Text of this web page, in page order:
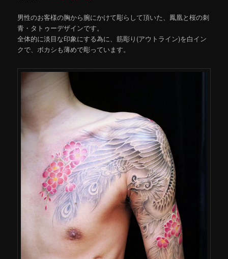
男性のお客様の胸から腕にかけて彫らして頂いた、鳳凰と桜の刺
青・タトゥーデザインです。
全体的に淡目な印象にする為に、筋彫り(アウトライン)を白イン
クで、ボカシも薄めで彫っています。